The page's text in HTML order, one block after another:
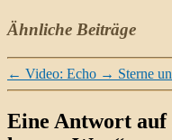
Ähnliche Beiträge
← Video: Echo → Sterne
Eine Antwort auf